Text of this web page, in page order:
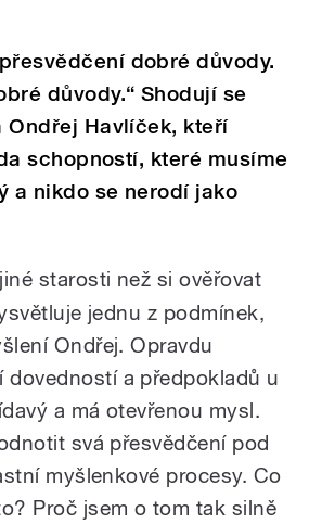
dobré důvody.
důvody.“ Shodují se
Ondřej Havlíček, kteří
schopností, které musíme
a nikdo se nerodí jako
starosti než si ověřovat
jednu z podmínek,
Ondřej. Opravdu
dovedností a předpokladů u
a má otevřenou mysl.
svá přesvědčení pod
myšlenkové procesy. Co
Proč jsem o tom tak silně